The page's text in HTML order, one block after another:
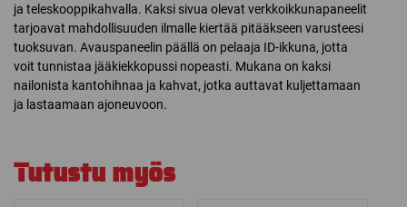
ja teleskooppikahvalla. Kaksi sivua olevat verkkoikkunapaneelit
tarjoavat mahdollisuuden ilmalle kiertää pitääkseen varusteesi
tuoksuvan. Avauspaneelin päällä on pelaaja ID-ikkuna, jotta
voit tunnistaa jääkiekkopussi nopeasti. Mukana on kaksi
nailonista kantohihnaa ja kahvat, jotka auttavat kuljettamaan
ja lastaamaan ajoneuvoon.
Tutustu myös